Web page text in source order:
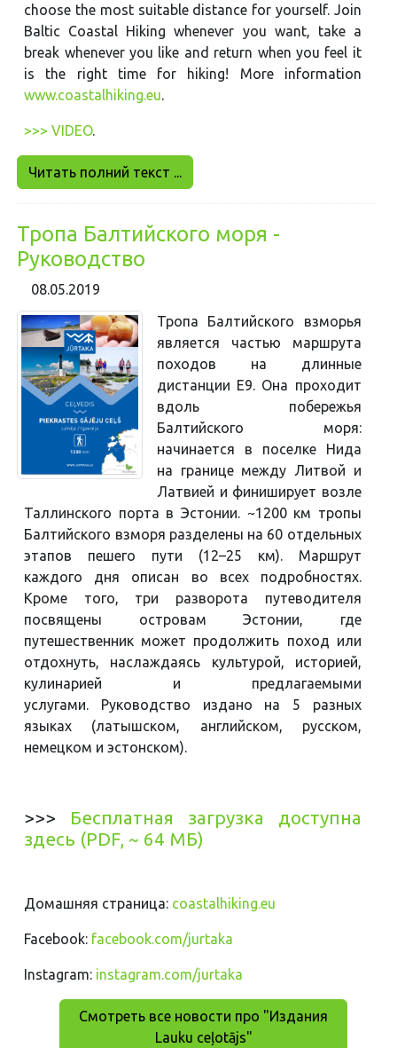
choose the most suitable distance for yourself. Join
Baltic Coastal Hiking whenever you want, take a
break whenever you like and return when you feel it
is the right time for hiking! More information
www.coastalhiking.eu.
>>> VIDEO.
Читать полний текст ...
Тропa Балтийского моря -
Руководство
08.05.2019
Тропа Балтийского взморья
является частью маршрута
походов на длинные
дистанции Е9. Она проходит
вдоль побережья
Балтийского моря:
начинается в поселке Нида
на границе между Литвой и
Латвией и финиширует возле
Таллинского порта в Эстонии. ~1200 км тропы
Балтийского взморя разделены на 60 отдельных
этапов пешего пути (12–25 км). Маршрут
каждого дня описан во всех подробностях.
Кроме того, три разворота путеводителя
посвящены островам Эстонии, где
путешественник может продолжить поход или
отдохнуть, наслаждаясь культурой, историей,
кулинарией и предлагаемыми
услугами. Руководство издано на 5 разных
языках (латышском, английском, русском,
немецком и эстонском).
>>> Бесплатная загрузка доступна
здесь (PDF, ~ 64 МБ)
Домашняя страница: coastalhiking.eu
Facebook: facebook.com/jurtaka
Instagram: instagram.com/jurtaka
Смотреть все новости про "Издания
Lauku ceļotājs"